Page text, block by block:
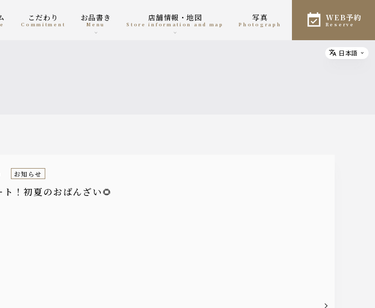
こだわり
Commitment
お品書き
menu
店舗情報・地図
Store information and map
写真
photograph
WEB予約
reserve
！初夏のおばんざい🌻
お知らせ
Select
日本語